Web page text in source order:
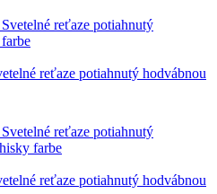
reťaze potiahnutý hodvábnou
reťaze potiahnutý hodvábnou